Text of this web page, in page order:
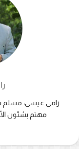
رامي عيسى، مسلم
مهتم بشئون